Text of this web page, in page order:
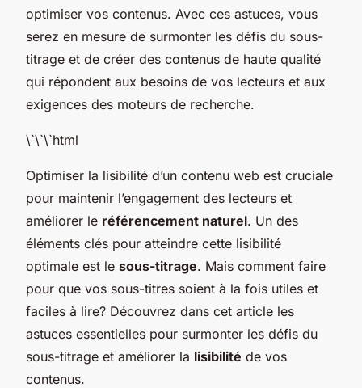
optimiser vos contenus. Avec ces astuces, vous
serez en mesure de surmonter les défis du sous-
titrage et de créer des contenus de haute qualité
qui répondent aux besoins de vos lecteurs et aux
exigences des moteurs de recherche.
\`\`\`html
Optimiser la lisibilité d’un contenu web est cruciale
pour maintenir l’engagement des lecteurs et
améliorer le référencement naturel. Un des
éléments clés pour atteindre cette lisibilité
optimale est le sous-titrage. Mais comment faire
pour que vos sous-titres soient à la fois utiles et
faciles à lire? Découvrez dans cet article les
astuces essentielles pour surmonter les défis du
sous-titrage et améliorer la lisibilité de vos
contenus.